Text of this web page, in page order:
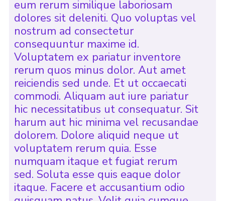
eum rerum similique laboriosam
dolores sit deleniti. Quo voluptas vel
nostrum ad consectetur
consequuntur maxime id.
Voluptatem ex pariatur inventore
rerum quos minus dolor. Aut amet
reiciendis sed unde. Et ut occaecati
commodi. Aliquam aut iure pariatur
hic necessitatibus ut consequatur. Sit
harum aut hic minima vel recusandae
dolorem. Dolore aliquid neque ut
voluptatem rerum quia. Esse
numquam itaque et fugiat rerum
sed. Soluta esse quis eaque dolor
itaque. Facere et accusantium odio